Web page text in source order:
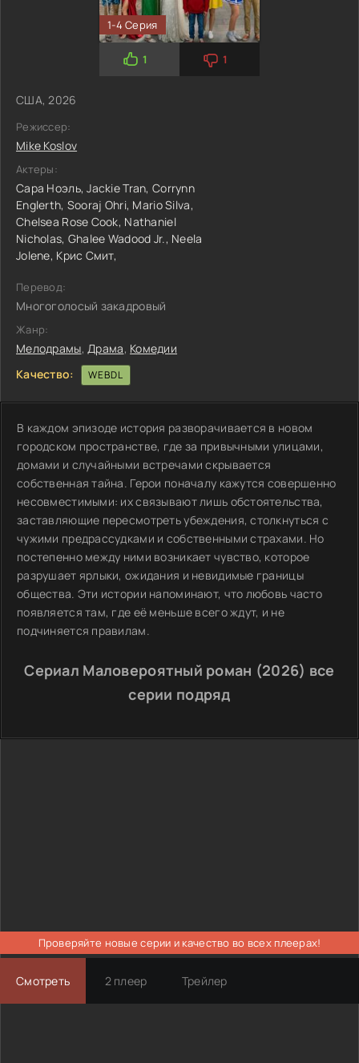
1-4 Серия
1 1
США, 2026
Режиссер:
Mike Koslov
Актеры:
Сара Ноэль,Jackie Tran,Corrynn
Englerth, Sooraj Ohri, Mario Silva,
Chelsea Rose Cook, Nathaniel
Nicholas, Ghalee Wadood Jr., Neela
Jolene, Крис Смит,
Перевод:
Многоголосый закадровый
Жанр:
Мелодрамы,Драма, Комедии
Качество:
WEBDL
В каждом эпизоде история разворачивается в новом
городском пространстве, где за привычными улицами,
домами и случайными встречами скрывается
собственная тайна. Герои поначалу кажутся совершенно
несовместимыми: их связывают лишь обстоятельства,
заставляющие пересмотреть убеждения, столкнуться с
чужими предрассудками и собственными страхами. Но
постепенно между ними возникает чувство, которое
разрушает ярлыки, ожидания и невидимые границы
общества. Эти истории напоминают, что любовь часто
появляется там, где её меньше всего ждут, и не
подчиняется правилам.
Сериал Маловероятный роман (2026) все
серии подряд
Проверяйте новые серии и качество во всех плеерах!
Смотреть 2 плеер Трейлер